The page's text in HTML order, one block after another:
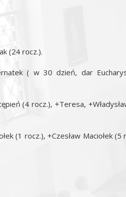
(24 rocz.).
( w 30 dzień, dar
(4 rocz.), +Teresa,
(1 rocz.), +Czesław Maciołek (5